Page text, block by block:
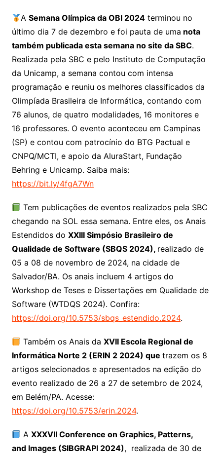
ASemana Olímpica da OBI 2024 terminou no
último dia 7 de dezembro e foi pauta de uma nota
também publicada esta semana no site da SBC.
Realizada pela SBC e pelo Instituto de Computação
da Unicamp, a semana contou com intensa
programação e reuniu os melhores classificados da
Olimpíada Brasileira de Informática, contando com
76 alunos, de quatro modalidades, 16 monitores e
16 professores. O evento aconteceu em Campinas
(SP) e contou com patrocínio do BTG Pactual e
CNPQ/MCTI, e apoio da AluraStart, Fundação
Behring e Unicamp. Saiba mais:
https://bit.ly/4fgA7Wn
Tem publicações de eventos realizados pela SBC
chegando na SOL essa semana. Entre eles, os Anais
Estendidos do XXIII Simpósio Brasileiro de
Qualidade de Software (SBQS 2024), realizado de
05 a 08 de novembro de 2024, na cidade de
Salvador/BA. Os anais incluem 4 artigos do
Workshop de Teses e Dissertações em Qualidade de
Software (WTDQS 2024). Confira:
https://doi.org/10.5753/sbqs_estendido.2024.
Também os Anais daXVII Escola Regional de
Informática Norte 2 (ERIN 2 2024) que trazem os 8
artigos selecionados e apresentados na edição do
evento realizado de 26 a 27 de setembro de 2024,
em Belém/PA. Acesse:
https://doi.org/10.5753/erin.2024.
AXXXVII Conference on Graphics, Patterns,
and Images (SIBGRAPI 2024), realizada de 30 de